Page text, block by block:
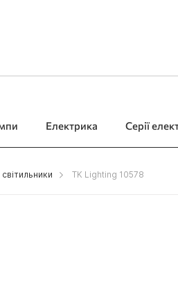
Електрика Серії
світильники TK Lighting 10578